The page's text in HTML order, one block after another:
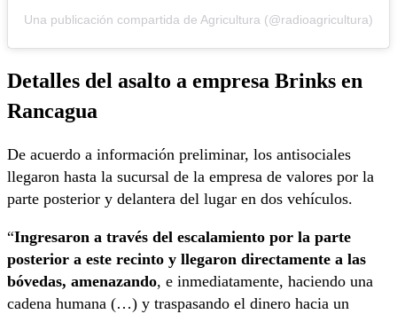
Una publicación compartida de Agricultura (@radioagricultura)
Detalles del asalto a empresa Brinks en
Rancagua
De acuerdo a información preliminar, los antisociales
llegaron hasta la sucursal de la empresa de valores por la
parte posterior y delantera del lugar en dos vehículos.
“Ingresaron a través del escalamiento por la parte
posterior a este recinto y llegaron directamente a las
bóvedas, amenazando, e inmediatamente, haciendo una
cadena humana (…) y traspasando el dinero hacia un